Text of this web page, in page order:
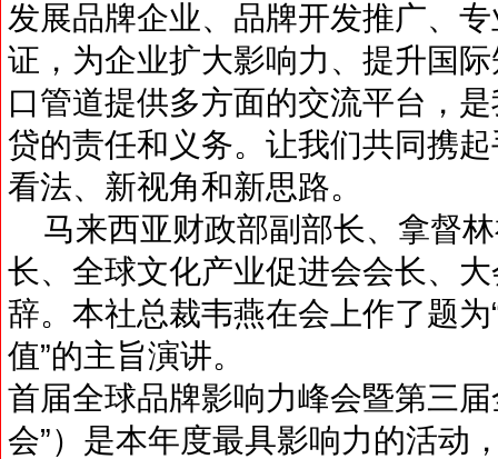
发展品牌企业、品牌开发推广、
证，为企业扩大影响力、提升国
口管道提供多方面的交流平台，
贷的责任和义务。让我们共同携
看法、新视角和新思路。
马来西亚财政部副部长、拿督
长、全球文化产业促进会会长、
辞。本社总裁韦燕在会上作了题
值”的主旨演讲。
首届全球品牌影响力峰会暨第三
会”）是本年度最具影响力的活动